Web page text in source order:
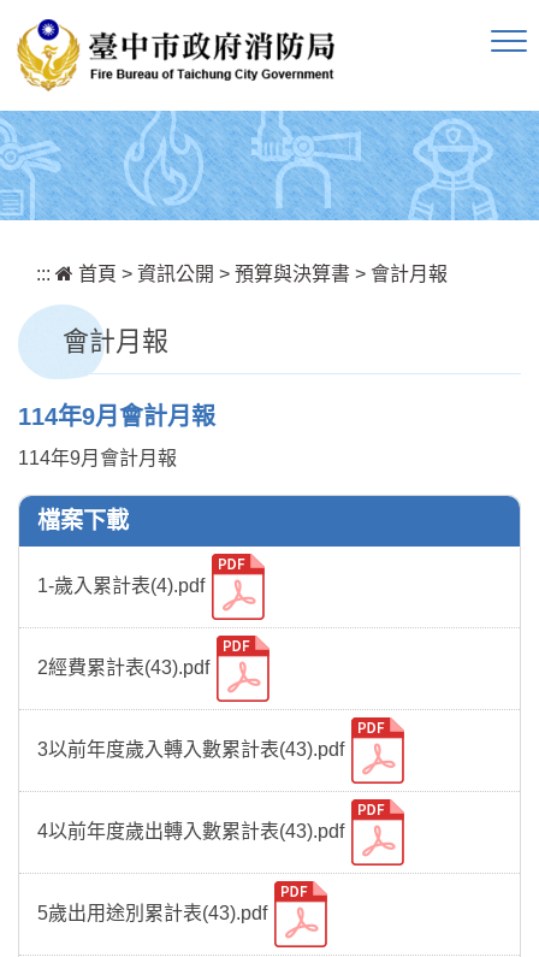
::: 首頁 > 資訊公開 > 預算與決算書 > 會計月報
會計月報
114年9月會計月報
114年9月會計月報
檔案下載
1-歲入累計表(4).pdf
2經費累計表(43).pdf
3以前年度歲入轉入數累計表(43).pdf
4以前年度歲出轉入數累計表(43).pdf
5歲出用途別累計表(43).pdf